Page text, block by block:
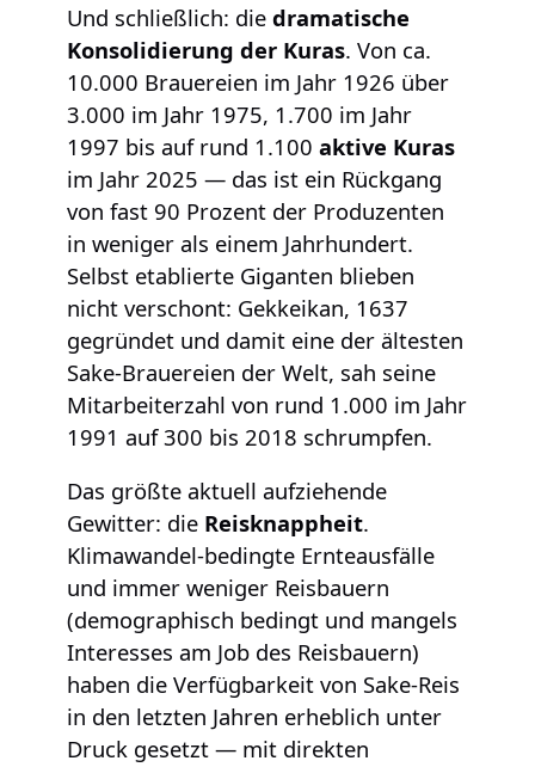
Und schließlich: die dramatische
Konsolidierung der Kuras. Von ca.
10.000 Brauereien im Jahr 1926 über
3.000 im Jahr 1975, 1.700 im Jahr
1997 bis auf rund 1.100 aktive Kuras
im Jahr 2025 — das ist ein Rückgang
von fast 90 Prozent der Produzenten
in weniger als einem Jahrhundert.
Selbst etablierte Giganten blieben
nicht verschont: Gekkeikan, 1637
gegründet und damit eine der ältesten
Sake-Brauereien der Welt, sah seine
Mitarbeiterzahl von rund 1.000 im Jahr
1991 auf 300 bis 2018 schrumpfen.
Das größte aktuell aufziehende
Gewitter: die Reisknappheit.
Klimawandel-bedingte Ernteausfälle
und immer weniger Reisbauern
(demographisch bedingt und mangels
Interesses am Job des Reisbauern)
haben die Verfügbarkeit von Sake-Reis
in den letzten Jahren erheblich unter
Druck gesetzt — mit direkten